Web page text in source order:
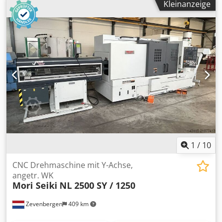
reine Positionier-Achse: Keine angetriebene Werkzeuge)
Stangendurchmesser 42 mm Dreibackenfutter : 165 mm
Betriebs-/Spindelstunden: ca. 32.500 h / 6.400 h
(abgelesen 2025/11) Zubehör: Späneförderer, IKZ (coolant
center), Backenfutter,, Dokumentation Zustand: Gut
Kleinanzeige
1 / 10
Zevenbergen 409 km
CNC Drehmaschine mit Y-Achse,
angetr. WK
Mori Seiki NL 2500 SY / 1250